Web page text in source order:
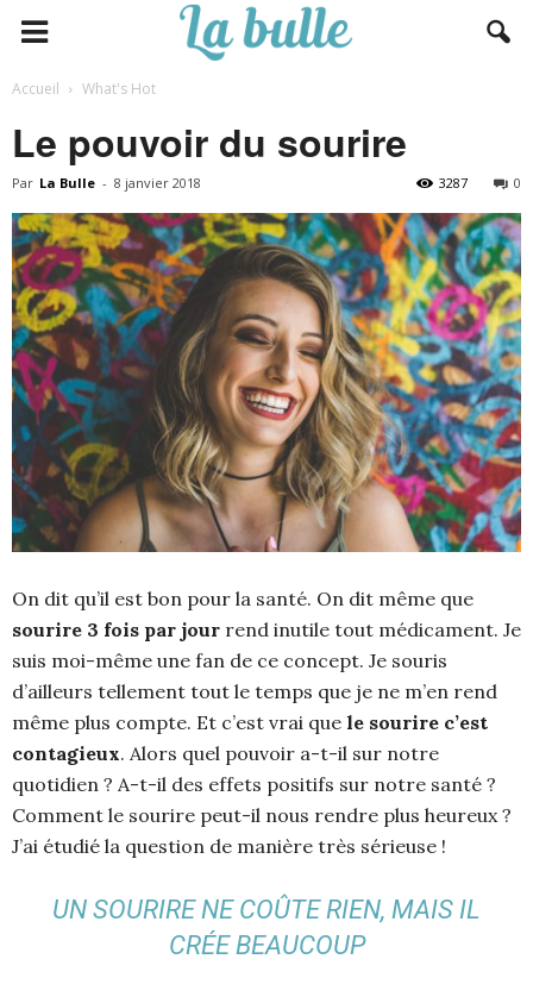
Accueil What's Hot
Le pouvoir du sourire
Par La Bulle - 8 janvier 2018 0
3287
On dit qu’il est bon pour la santé. On dit même que
sourire 3 fois par jour rend inutile tout médicament. Je
suis moi-même une fan de ce concept. Je souris
d’ailleurs tellement tout le temps que je ne m’en rend
même plus compte. Et c’est vrai que le sourire c’est
contagieux. Alors quel pouvoir a-t-il sur notre
quotidien ? A-t-il des effets positifs sur notre santé ?
Comment le sourire peut-il nous rendre plus heureux ?
J’ai étudié la question de manière très sérieuse !
UN SOURIRE NE COÛTE RIEN, MAIS IL
CRÉE BEAUCOUP